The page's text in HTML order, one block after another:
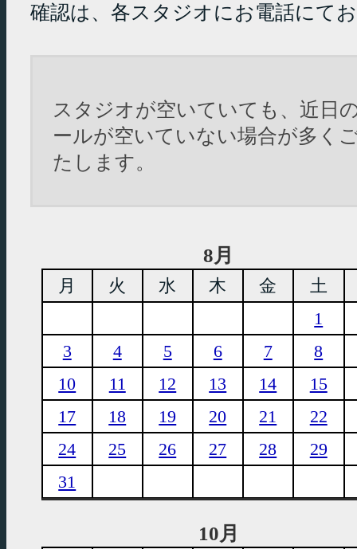
確認は、各スタジオにお電話にて
スタジオが空いていても、近日
ールが空いていない場合が多く
たします。
8月
月 火 水 木 金
土
1
3
4 5 6 7
8
10
11 12 13 14
15
17
18 19 20 21
22
24
25 26 27 28
29
31
10月